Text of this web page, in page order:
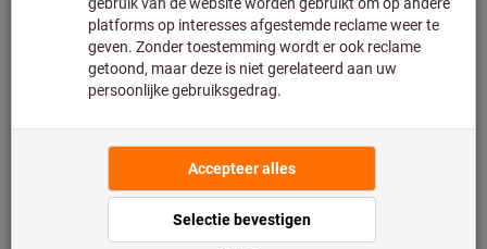
Levertijd ca.1-2 werkdagen